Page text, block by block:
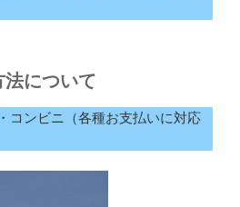
について
コンビニ（各種お支払いに対応